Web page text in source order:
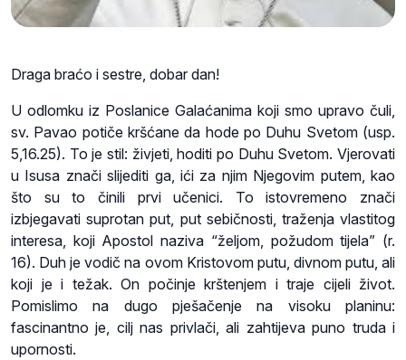
Draga braćo i sestre, dobar dan!
U odlomku iz Poslanice Galaćanima koji smo upravo čuli,
sv. Pavao potiče kršćane da hode po Duhu Svetom (usp.
5,16.25). To je stil: živjeti, hoditi po Duhu Svetom. Vjerovati
u Isusa znači slijediti ga, ići za njim Njegovim putem, kao
što su to činili prvi učenici. To istovremeno znači
izbjegavati suprotan put, put sebičnosti, traženja vlastitog
interesa, koji Apostol naziva “željom, požudom tijela” (r.
16). Duh je vodič na ovom Kristovom putu, divnom putu, ali
koji je i težak. On počinje krštenjem i traje cijeli život.
Pomislimo na dugo pješačenje na visoku planinu:
fascinantno je, cilj nas privlači, ali zahtijeva puno truda i
upornosti.